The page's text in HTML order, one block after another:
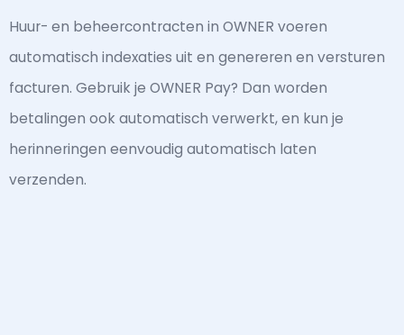
Huur- en beheercontracten in OWNER voeren
automatisch indexaties uit en genereren en versturen
facturen. Gebruik je OWNER Pay? Dan worden
betalingen ook automatisch verwerkt, en kun je
herinneringen eenvoudig automatisch laten
verzenden.